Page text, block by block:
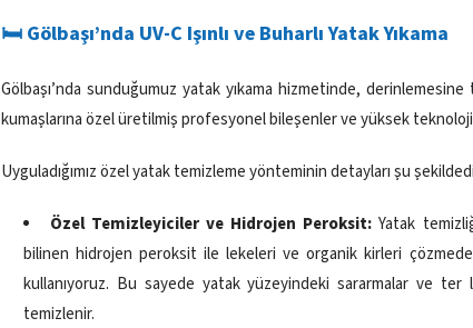
🛏️ Gölbaşı’nda UV-C Işınlı ve Buharlı Yatak Yıkama
Gölbaşı’nda sunduğumuz yatak yıkama hizmetinde,
kumaşlarına özel üretilmiş profesyonel bileşenler ve yüksek
Uyguladığımız özel yatak temizleme yönteminin detayları şu
Özel Temizleyiciler ve Hidrojen Peroksit: Yatak
bilinen hidrojen peroksit ile lekeleri ve organik kirleri
kullanıyoruz. Bu sayede yatak yüzeyindeki sararmalar ve ter
temizlenir.